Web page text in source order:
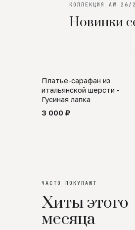
КОЛЛЕКЦИЯ AW
Новинки
SALE
Платье-сарафан из
итальянской шерсти -
Гусиная лапка
3 000 ₽
ЧАСТО ПОКУПАЮТ
Хиты этого
месяца